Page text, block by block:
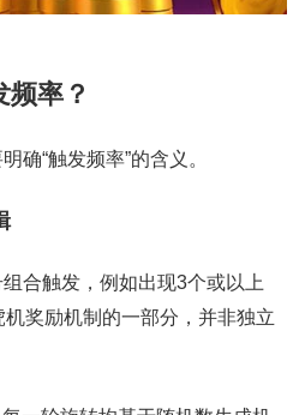
率？
确“触发频率”的含义。
合触发，例如出现3个或以上
奖励机制的一部分，并非独立